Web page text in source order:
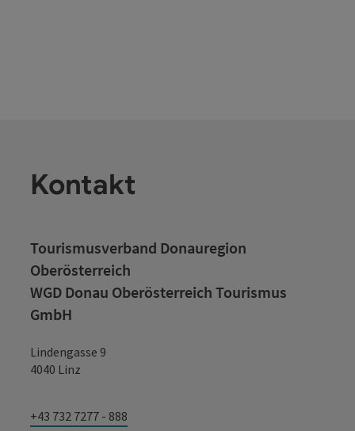
Kontakt
Tourismusverband Donauregion
Oberösterreich
WGD Donau Oberösterreich Tourismus
GmbH
Lindengasse 9
4040 Linz
+43 732 7277 - 888